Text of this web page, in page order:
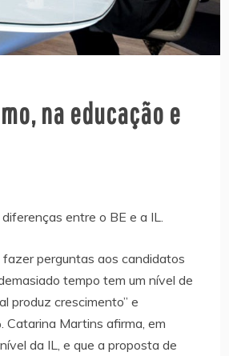
na educação e
entre o BE e a IL.
perguntas aos candidatos
tempo tem um nível de
produz crescimento” e
Catarina Martins afirma, em
da IL, e que a proposta de